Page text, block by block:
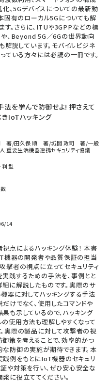
化、5Gデバイスについての最新動
固有のローカル5Gについても解
す。さらに、ITUや3GPPなどの標
、Beyond 5G／6Gの世界動向
解説しています。モバイルビジネ
ている方々には必読の一冊です。
法を学んで防御せよ! 押さえて
きIoTハッキング
著/田久保 順 著/城間 政司 著/一般
重要生活機器連携セキュリティ協議
判型
14
点によるハッキング体験！ 本書
機器の開発者や品質保証の担当
撃者の視点に立ってセキュリティ
践するための手法を、事例とと
細に解説したものです。実際のサ
機器に対してハッキングする手法
けでなく、使用したコマンドや
も示しているので、ハッキング
の使用方法も理解しやすくなって
。実際の製品に対して攻撃者の視
御策を考えることで、効率的かつ
な防御の実施が期待できます。本
践例をもとにIoT機器のセキュリ
や対策を行い、ぜひ安心安全な
に役立ててください。